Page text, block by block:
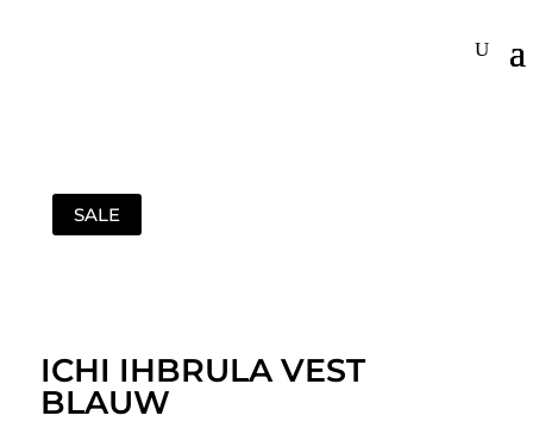
SALE
ICHI IHBRULA VEST
BLAUW